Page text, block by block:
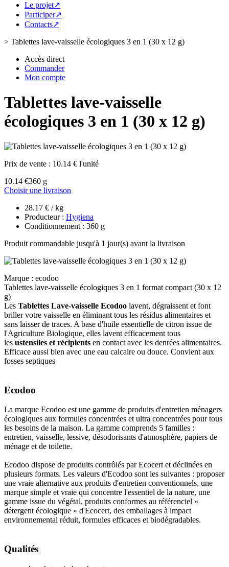
Le projet↗
Participer↗
Contacts↗
> Tablettes lave-vaisselle écologiques 3 en 1 (30 x 12 g)
Accès direct
Commander
Mon compte
Tablettes lave-vaisselle
écologiques 3 en 1 (30 x 12 g)
Prix de vente : 10.14 € l'unité
10.14 €360 g
Choisir une livraison
28.17 € / kg
Producteur : Hygiena
Conditionnement : 360 g
Produit commandable jusqu'à 1 jour(s) avant la livraison
Marque : ecodoo
Tablettes lave-vaisselle écologiques 3 en 1 format compact (30 x 12
g)
Les Tablettes Lave-vaisselle Ecodoo lavent, dégraissent et font
briller votre vaisselle en éliminant tous les résidus alimentaires et
sans laisser de traces. A base d'huile essentielle de citron issue de
l'Agriculture Biologique, elles lavent efficacement tous
les ustensiles et récipients en contact avec les denrées alimentaires.
Efficace aussi bien avec une eau calcaire ou douce. Convient aux
fosses septiques
Ecodoo
La marque Ecodoo est une gamme de produits d'entretien ménagers
écologiques aux formules concentrées et ultra concentrées pour tous
les besoins de la maison. La gamme comprends 5 familles :
entretien, vaisselle, lessive, désodorisants d'atmosphère, papiers de
ménage et de toilette.
Ecodoo dispose de produits contrôlés par Ecocert et déclinées en
plusieurs formats. Les valeurs d'Ecodoo sont les suivantes : proposer
une vraie alternative aux produits d'entretien conventionnels, une
marque simple et vraie qui concentre l'essentiel de la nature, une
gamme issue du végétal, produits conformes au référenciel «
détergent écologique » d'Ecocert, des emballages à impact
environnemental réduit, formules efficaces et biodégradables.
Qualités